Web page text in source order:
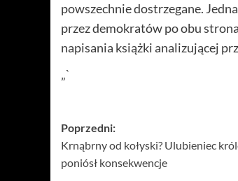
powszechnie dostrzegane.
przez demokratów po obu
napisania książki analizującej
„`
Zobacz
wpisy
Poprzedni:
Krnąbrny od kołyski? Ulubieniec
poniósł konsekwencje